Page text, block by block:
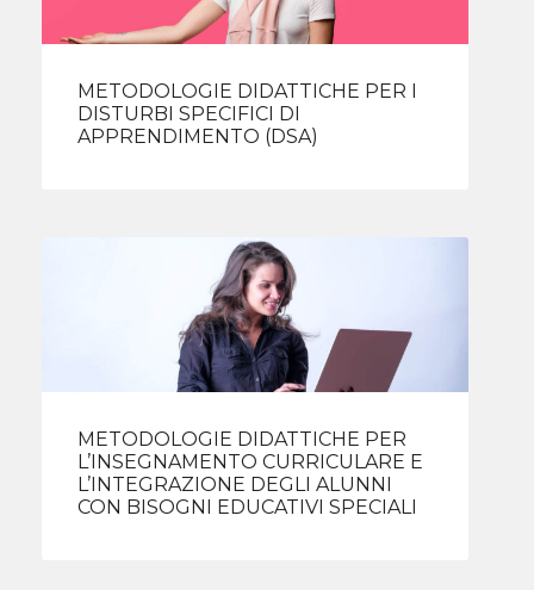
METODOLOGIE DIDATTICHE PER I
DISTURBI SPECIFICI DI
APPRENDIMENTO (DSA)
METODOLOGIE DIDATTICHE PER
L’INSEGNAMENTO CURRICULARE E
L’INTEGRAZIONE DEGLI ALUNNI
CON BISOGNI EDUCATIVI SPECIALI